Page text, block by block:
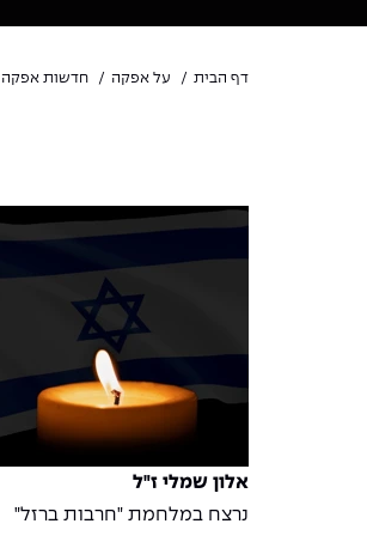
דף הבית על אפקה חדשות אפקה
אלון שמלי ז"ל
נרצח במלחמת "חרבות ברזל"